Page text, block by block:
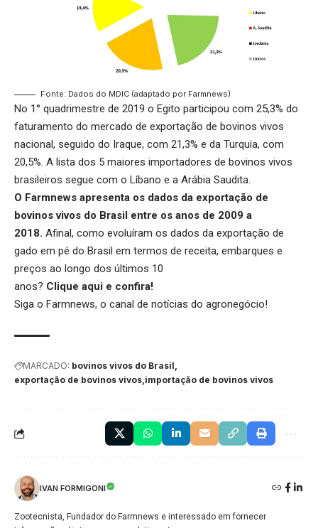
Fonte: Dados do MDIC (adaptado por Farmnews)
No 1° quadrimestre de 2019 o Egito participou com 25,3% do
faturamento do mercado de exportação de bovinos vivos
nacional, seguido do Iraque, com 21,3% e da Turquia, com
20,5%. A lista dos 5 maiores importadores de bovinos vivos
brasileiros segue com o Líbano e a Arábia Saudita.
O Farmnews apresenta os dados da exportação de
bovinos vivos do Brasil entre os anos de 2009 a
2018. Afinal, como evoluíram os dados da exportação de
gado em pé do Brasil em termos de receita, embarques e
preços ao longo dos últimos 10
anos? Clique aqui e confira!
Siga o Farmnews, o canal de notícias do agronegócio!
MARCADO: bovinos vivos do Brasil
exportação de bovinos vivos importação de bovinos vivos
IVAN FORMIGONI
Zootecnista, Fundador do Farmnews e interessado em fornecer